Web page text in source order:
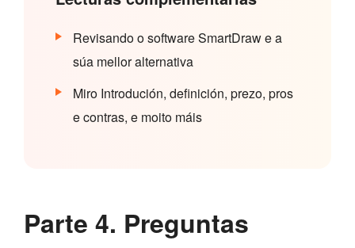
Revisando o software SmartDraw e a
súa mellor alternativa
Miro Introdución, definición, prezo, pros
e contras, e moito máis
Parte 4. Preguntas